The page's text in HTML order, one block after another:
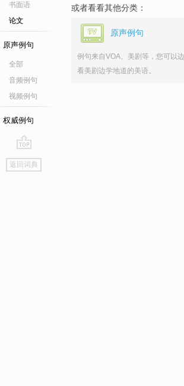
书面语
论文
原声例句
全部
音频例句
视频例句
权威例句
go
top
返回词典
或者看看其他分类：
原声例句
例句来自VOA、美剧等，您可以边
看美剧边学地道的美语。